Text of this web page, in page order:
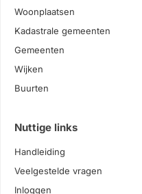
Woonplaatsen
Kadastrale gemeenten
Gemeenten
Wijken
Buurten
Nuttige links
Handleiding
Veelgestelde vragen
Inloggen